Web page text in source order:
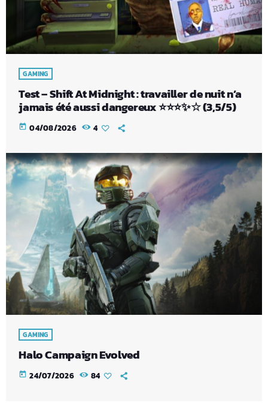
GAMING
Test – Shift At Midnight : travailler de nuit n’a
jamais été aussi dangereux ⭐⭐⭐✨☆ (3,5/5)
today 04/08/2026 4
GAMING
Halo Campaign Evolved
today 24/07/2026 84